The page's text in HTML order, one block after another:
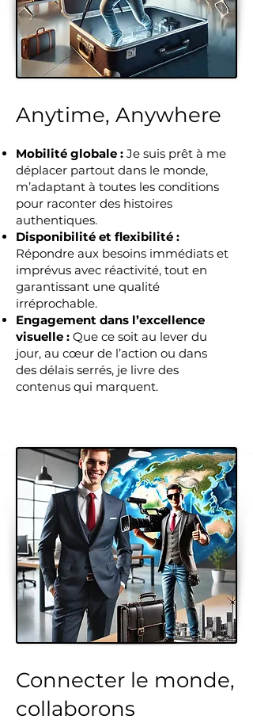
Anytime, Anywhere
Mobilité globale : Je suis prêt à me
déplacer partout dans le monde,
m’adaptant à toutes les conditions
pour raconter des histoires
authentiques.
Disponibilité et flexibilité :
Répondre aux besoins immédiats et
imprévus avec réactivité, tout en
garantissant une qualité
irréprochable.
Engagement dans l’excellence
visuelle : Que ce soit au lever du
jour, au cœur de l’action ou dans
des délais serrés, je livre des
contenus qui marquent.
Connecter le monde,
collaborons